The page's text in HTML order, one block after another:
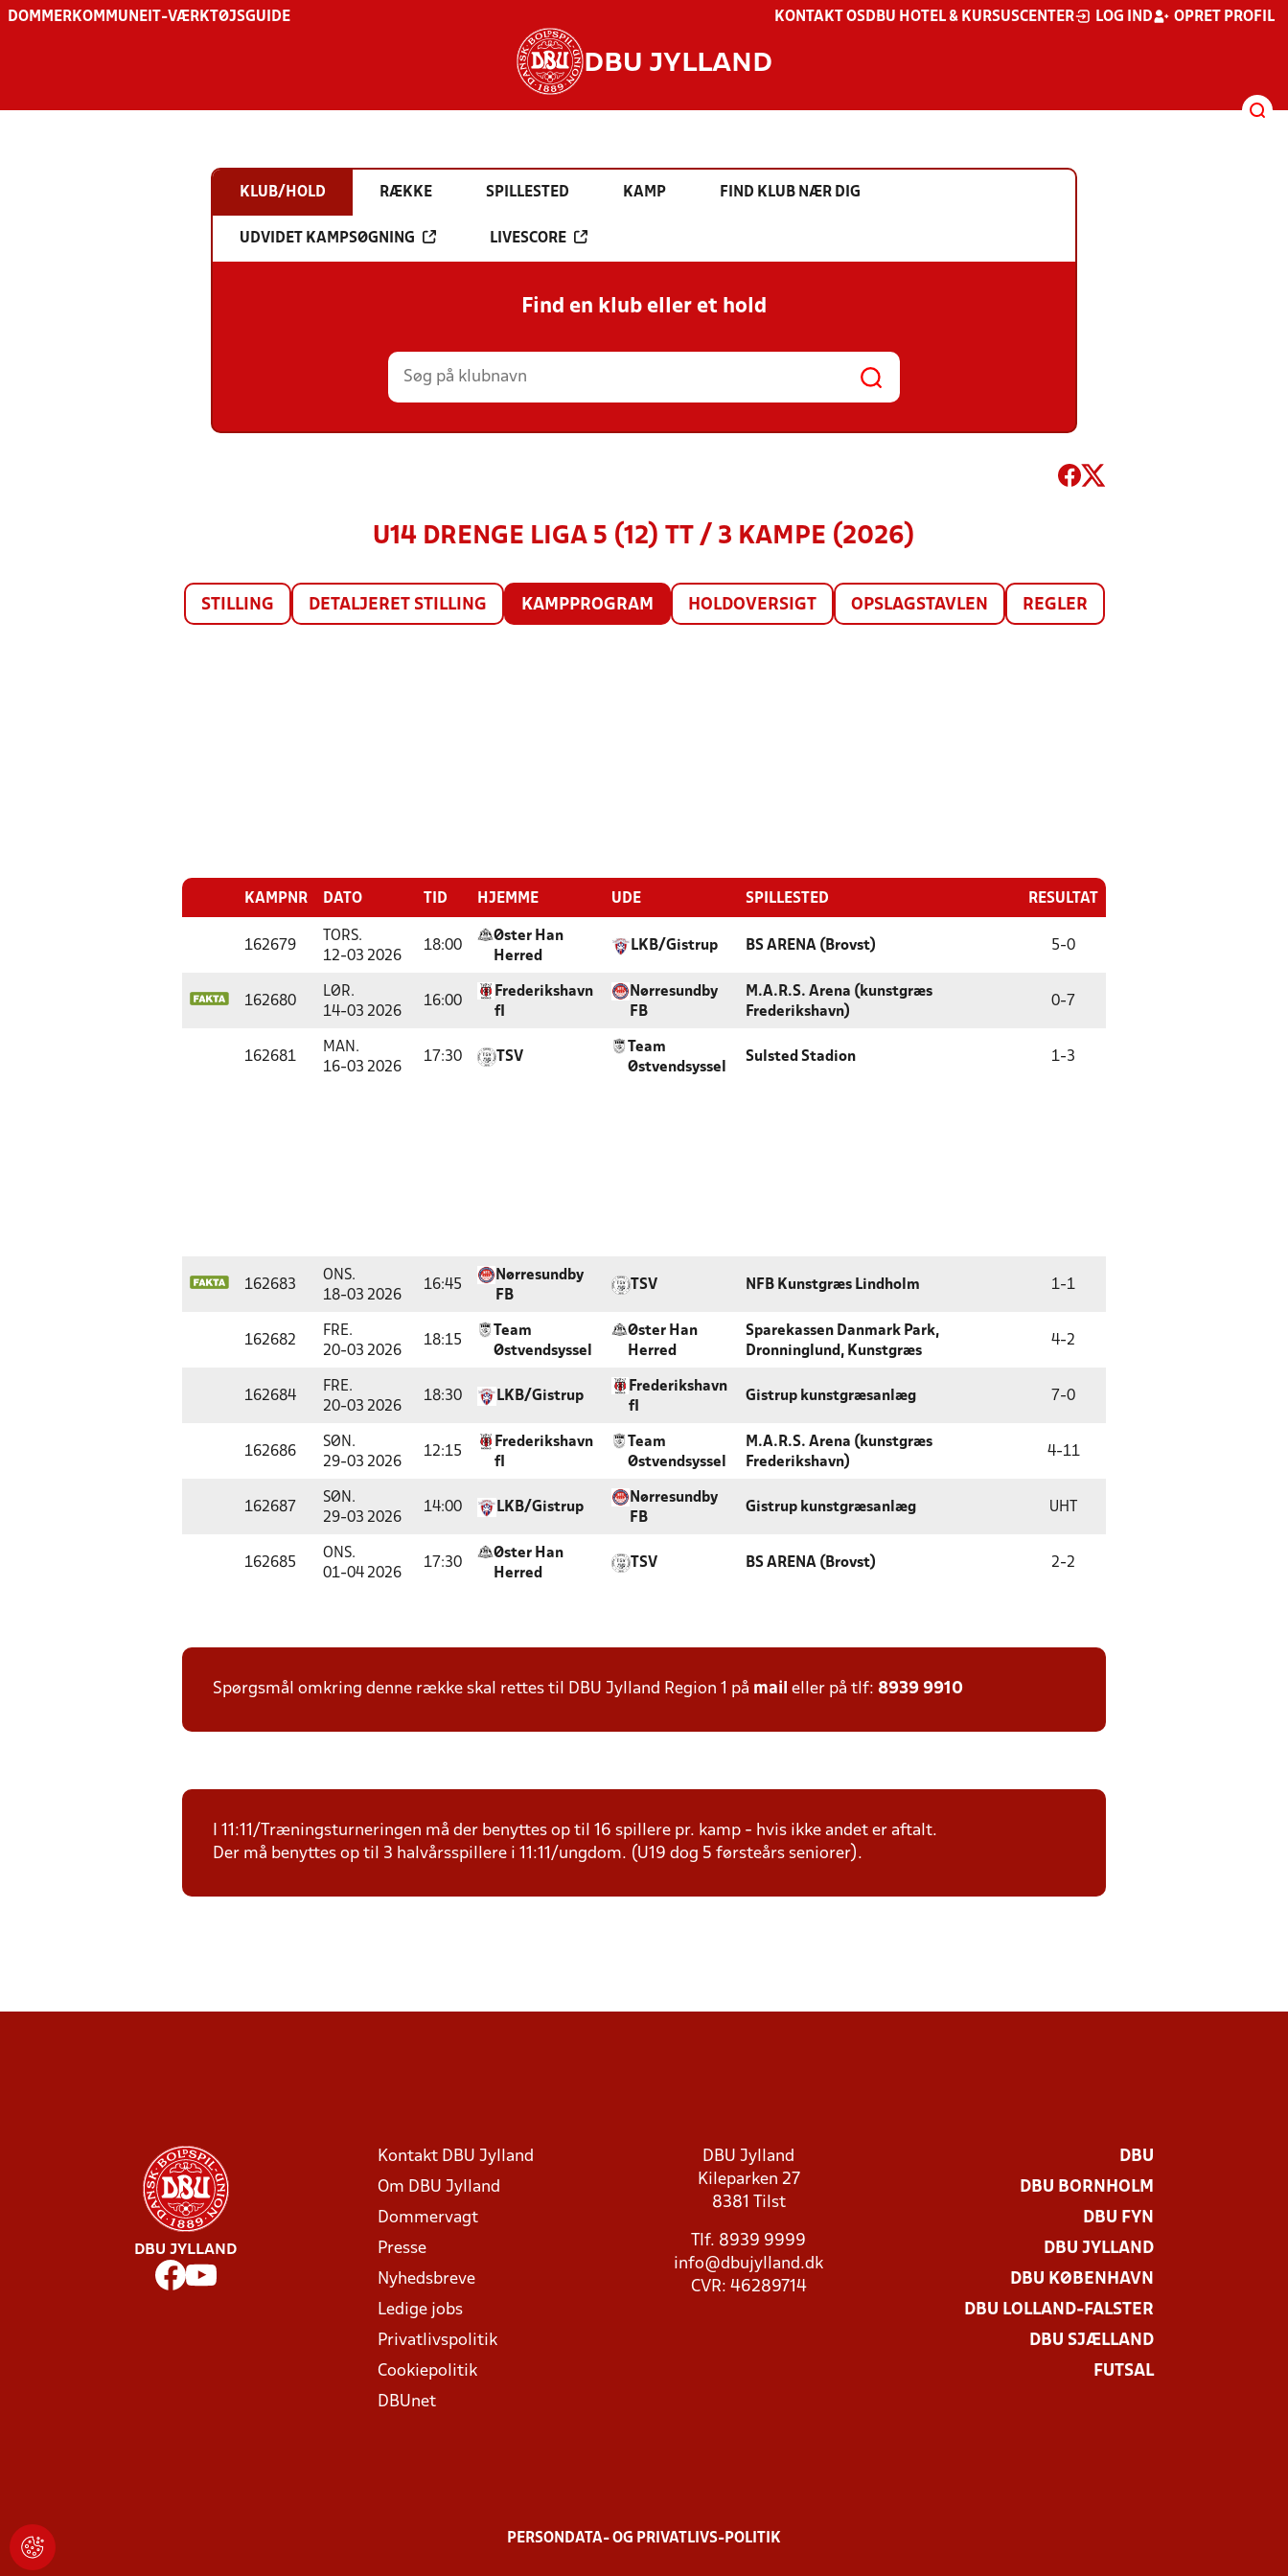
DOMMER KOMMUNE IT-VÆRKTØJSGUIDE KONTAKT OS DBU HOTEL & KURSUSCENTER LOG IND OPRET PROFIL
DBU JYLLAND
KLUB/HOLD RÆKKE SPILLESTED KAMP FIND KLUB NÆR DIG
UDVIDET KAMPSØGNING LIVESCORE
Find en klub eller et hold
U14 DRENGE LIGA 5 (12) TT / 3 KAMPE (2026)
STILLING DETALJERET STILLING KAMPPROGRAM HOLDOVERSIGT OPSLAGSTAVLEN REGLER
KAMPNR DATO TID HJEMME UDE SPILLESTED RESULTAT
162679
TORS.
12-03 2026
18:00
Øster Han
Herred
LKB/Gistrup BS ARENA (Brovst) 5-0
162680
LØR.
14-03 2026
16:00
Frederikshavn
fI
Nørresundby
FB
M.A.R.S. Arena (kunstgræs
Frederikshavn)
0- 7
162681
MAN.
16-03 2026
17:30 TSV
Team
Østvendsyssel
Sulsted Stadion 1-3
162683
ONS.
18-03 2026
16:45
Nørresundby
FB
TSV NFB Kunstgræs Lindholm 1-1
162682
FRE.
20-03 2026
18:15
Team
Østvendsyssel
Øster Han
Herred
Sparekassen Danmark Park,
Dronninglund, Kunstgræs
4-2
162684
FRE.
20-03 2026
18:30 LKB/Gistrup
Frederikshavn
fI
Gistrup kunstgræsanlæg 7 -0
162686
SØN.
29-03 2026
12:15
Frederikshavn
fI
Team
Østvendsyssel
M.A.R.S. Arena (kunstgræs
Frederikshavn)
4-11
162687
SØN.
29-03 2026
14:00 LKB/Gistrup
Nørresundby
FB
Gistrup kunstgræsanlæg UHT
162685
ONS.
01-04 2026
17:30
Øster Han
Herred
TSV BS ARENA (Brovst) 2-2
Spørgsmål omkring denne række skal rettes til DBU Jylland Region 1 på mail eller på tlf: 8939 9910
I 11:11/Træningsturneringen må der benyttes op til 16 spillere pr. kamp - hvis ikke andet er aftalt.
Der må benyttes op til 3 halvårsspillere i 11:11/ungdom. (U19 dog 5 førsteårs seniorer).
DBU JYLLAND
Kontakt DBU Jylland
Om DBU Jylland
Dommervagt
Presse
Nyhedsbreve
Ledige jobs
Privatlivspolitik
Cookiepolitik
DBUnet
DBU Jylland
Kileparken 27
8381 Tilst
Tlf. 8939 9999
info@dbujylland.dk
CVR: 46289714
DBU
DBU BORNHOLM
DBU FYN
DBU JYLLAND
DBU KØBENHAVN
DBU LOLLAND-FALSTER
DBU SJÆLLAND
FUTSAL
PERSONDATA- OG PRIVATLIVS-POLITIK